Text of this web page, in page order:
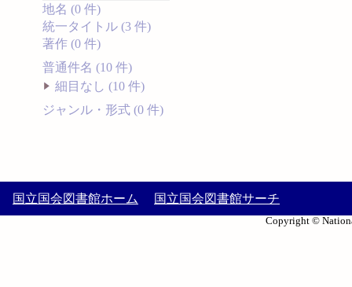
地名 (0 件)
統一タイトル (3 件)
著作 (0 件)
普通件名 (10 件)
細目なし (10 件)
ジャンル・形式 (0 件)
国立国会図書館ホーム 国立国会図書館サーチ
Copyright ©